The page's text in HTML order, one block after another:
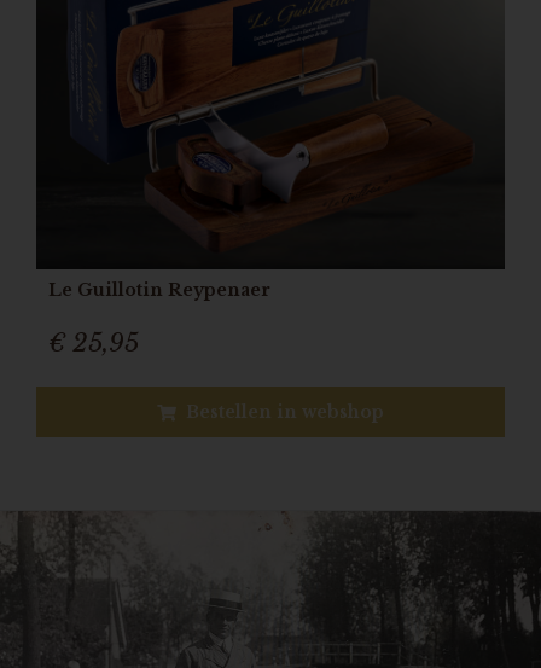
Le Guillotin Reypenaer
€ 25,95
Bestellen in webshop
Previous